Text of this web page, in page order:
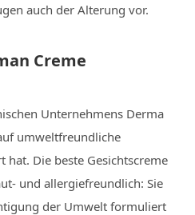
auch der Alterung vor.
Creme
Unternehmens Derma
umweltfreundliche
hat. Die beste Gesichtscreme
und allergiefreundlich: Sie
der Umwelt formuliert